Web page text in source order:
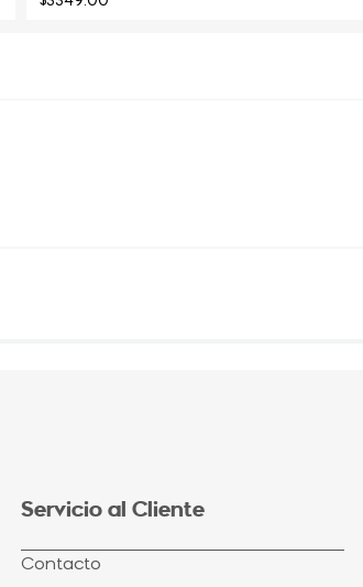
Servicio al Cliente
Contacto